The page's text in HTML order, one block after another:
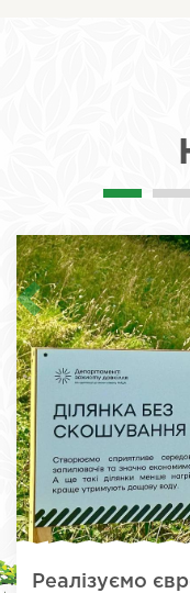
Реалізуємо